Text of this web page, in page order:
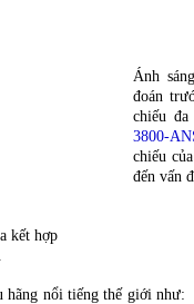
Ánh
đoán
chiếu
3800-
chiếu
đến vấn
kết hợp
hãng nổi tiếng thế giới như: